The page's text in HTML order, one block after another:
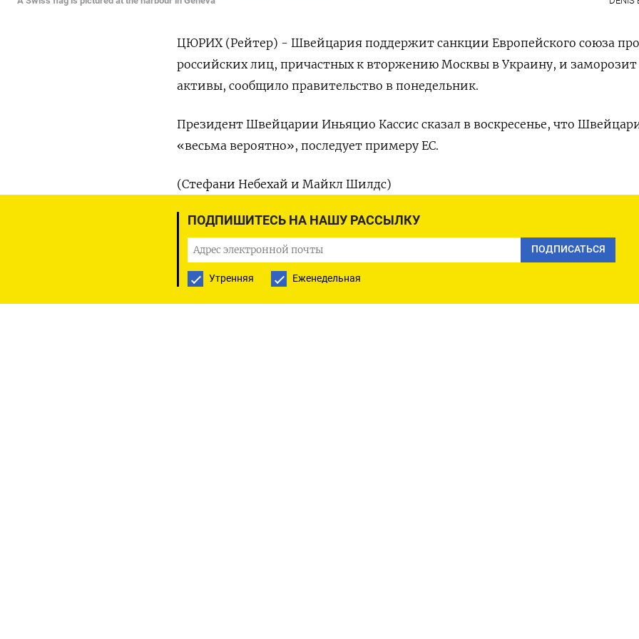
ПОДПИШИТЕСЬ НА НАШУ РАССЫЛКУ
ПОДПИСАТЬСЯ
Утренняя Еженедельная
ЦЮРИХ (Рейтер) - Швейцария поддержит санкции Европейского союза
российских лиц, причастных к вторжению Москвы в Украину, и заморозит
активы, сообщило правительство в понедельник.
Президент Швейцарии Иньяцио Кассис сказал в воскресенье, что
«весьма вероятно», последует примеру ЕС.
(Стефани Небехай и Майкл Шилдс)
ПОДПИСАТЬСЯ НА ТЕЛЕГРАМ ПОДПИСАТЬСЯ В